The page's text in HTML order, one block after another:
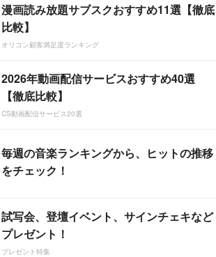
漫画読み放題サブスクおすすめ11選【徹底
比較】
オリコン顧客満足度ランキング
2026年動画配信サービスおすすめ40選
【徹底比較】
CS動画配信サービス20選
毎週の音楽ランキングから、ヒットの推移
をチェック！
試写会、登壇イベント、サインチェキなど
プレゼント！
プレゼント特集